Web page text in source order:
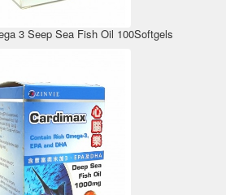
3 Seep Sea Fish Oil 100Softgels